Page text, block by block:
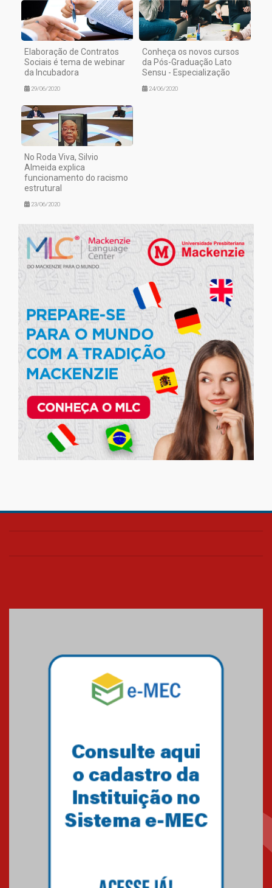
Elaboração de Contratos
Sociais é tema de webinar
da Incubadora
29/06/2020
Conheça os novos cursos
da Pós-Graduação Lato
Sensu - Especialização
24/06/2020
No Roda Viva, Silvio
Almeida explica
funcionamento do racismo
estrutural
23/06/2020